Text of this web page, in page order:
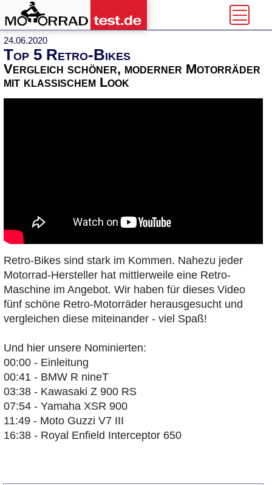
24.06.2020
Top 5 Retro-Bikes
Vergleich schöner, moderner Motorräder
mit klassischem Look
Retro-Bikes sind stark im Kommen. Nahezu jeder
Motorrad-Hersteller hat mittlerweile eine Retro-
Maschine im Angebot. Wir haben für dieses Video
fünf schöne Retro-Motorräder herausgesucht und
vergleichen diese miteinander - viel Spaß!
Und hier unsere Nominierten:
00:00 - Einleitung
00:41 - BMW R nineT
03:38 - Kawasaki Z 900 RS
07:54 - Yamaha XSR 900
11:49 - Moto Guzzi V7 III
16:38 - Royal Enfield Interceptor 650